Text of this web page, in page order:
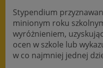
Stypendium
minionym roku
wyróżnieniem,
ocen w szkole lub
w co najmniej jednej